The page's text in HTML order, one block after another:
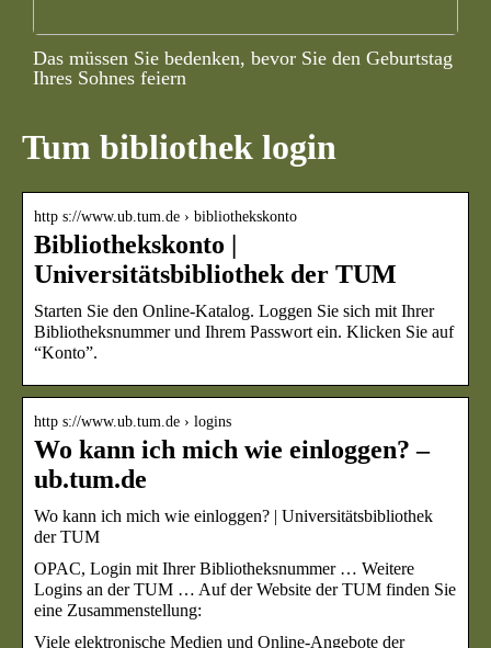
Das müssen Sie bedenken, bevor Sie den Geburtstag
Ihres Sohnes feiern
Tum bibliothek login
http s://www.ub.tum.de › bibliothekskonto
Bibliothekskonto |
Universitätsbibliothek der TUM
Starten Sie den Online-Katalog. Loggen Sie sich mit Ihrer
Bibliotheksnummer und Ihrem Passwort ein. Klicken Sie auf
“Konto”.
http s://www.ub.tum.de › logins
Wo kann ich mich wie einloggen? –
ub.tum.de
Wo kann ich mich wie einloggen? | Universitätsbibliothek
der TUM
OPAC, Login mit Ihrer Bibliotheksnummer … Weitere
Logins an der TUM … Auf der Website der TUM finden Sie
eine Zusammenstellung:
Viele elektronische Medien und Online-Angebote der